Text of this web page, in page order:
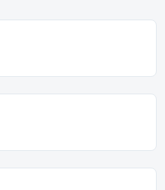
veya görüntülenemiyor.
bilgiler bulunuyor.
olmalı.